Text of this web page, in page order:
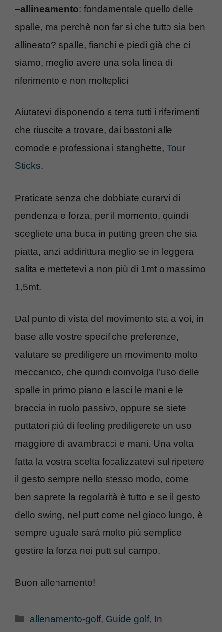
–allineamento: fondamentale quello delle
spalle, ma perchè non far si che tutto sia ben
allineato? spalle, fianchi e piedi già che ci
siamo, meglio avere una sola linea di
riferimento e non molteplici
Aiutatevi disponendo a terra tutti i riferimenti
che riuscite a trovare, dai bastoni alle
comode e professionali stanghette, Tour
Sticks.
Praticate senza che dobbiate curarvi di
pendenza e forza, per il momento, quindi
scegliete una buca in putting green che sia
piatta, anzi addirittura meglio se in leggera
salita e mettetevi a non più di 1mt o massimo
1,5mt.
Dal punto di vista del movimento sta a voi, in
base alle vostre specifiche preferenze,
valutare se prediligere un movimento molto
meccanico, che quindi coinvolga l’uso delle
spalle in primo piano e lasci le mani e le
braccia in ruolo passivo, oppure se siete
puttatori più di feeling prediligerete un uso
maggiore di avambracci e mani. Una volta
fatta la vostra scelta focalizzatevi sul ripetere
il gesto sempre nello stesso modo, come
ben saprete la regolarità è tutto e se il gesto
dello swing, nel putt come nel gioco lungo, è
sempre uguale sarà molto più semplice
gestire la forza nei putt sul campo.
Buon allenamento!
Categorie
allenamento-golf, Guide golf, In